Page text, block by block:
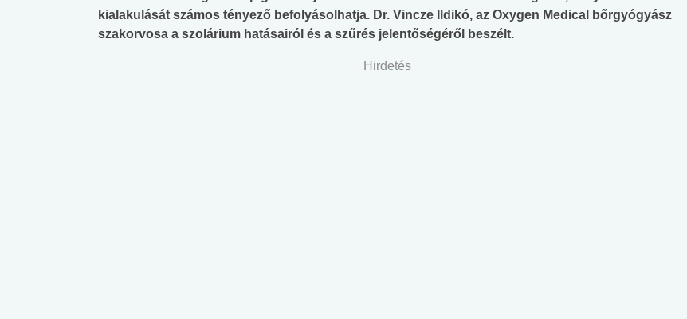
kialakulását számos tényező befolyásolhatja. Dr. Vincze Ildikó, az Oxygen Medical bőrgyógyász
szakorvosa a szolárium hatásairól és a szűrés jelentőségéről beszélt.
Hirdetés